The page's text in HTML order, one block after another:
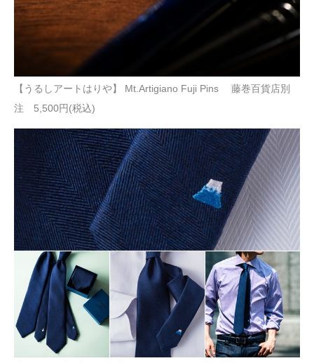
【うるしアートはりや】 Mt.Artigiano Fuji Pins 藤巻百貨店別
注 5,500円(税込)